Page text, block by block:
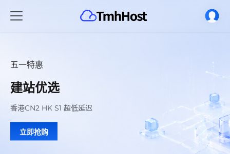
跨境电商
原生IP 双ISP 跨境电商解决方案
立即抢购
五一特惠
建站优选
香港CN2 HK S1 超低延迟
立即抢购
低延迟 · 稳定访问 · 高性能
立即选购
三网 CN2 GIA
高速 稳定 免备案
立即选购
跨境电商
原生IP 双ISP 跨境电商解决方案
立即抢购
五一特惠
香港CN2 HK S1 超低延迟
立即抢购